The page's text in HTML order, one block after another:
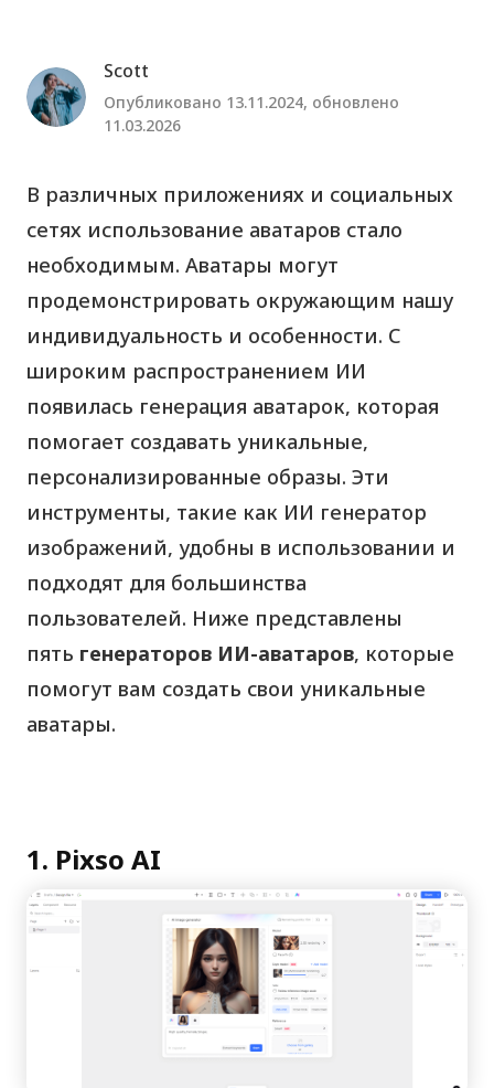
Scott
Опубликовано 13.11.2024, обновлено
11.03.2026
В различных приложениях и социальных
сетях использование аватаров стало
необходимым. Аватары могут
продемонстрировать окружающим нашу
индивидуальность и особенности. С
широким распространением ИИ
появилась генерация аватарок, которая
помогает создавать уникальные,
персонализированные образы. Эти
инструменты, такие как ИИ генератор
изображений, удобны в использовании и
подходят для большинства
пользователей. Ниже представлены
пять генераторов ИИ-аватаров, которые
помогут вам создать свои уникальные
аватары.
1. Pixso AI